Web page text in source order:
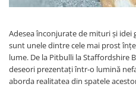
Adesea înconjurate de mituri și idei
sunt unele dintre cele mai prost
lume. De la Pitbulli la Staffordshire
deseori prezentați într-o lumină
aborda realitatea din spatele